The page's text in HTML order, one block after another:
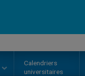
Calendriers
universitaires